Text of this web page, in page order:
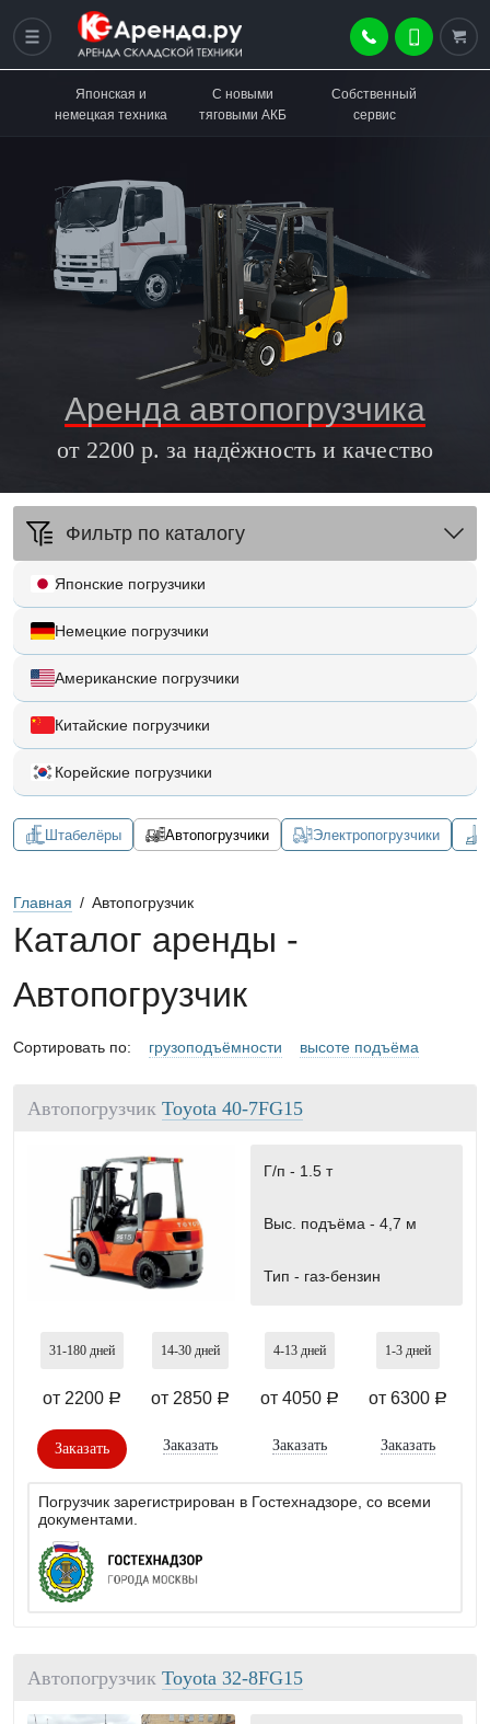
Японская и
немецкая техника
С новыми
тяговыми АКБ
Собственный
сервис
Аренда автопогрузчика
от 2200 р. за надёжность и качество
Фильтр по каталогу
Японские погрузчики
Немецкие погрузчики
Американские погрузчики
Китайские погрузчики
Корейские погрузчики
Штабелёры Автопогрузчики Электропогрузчики
Главная / Автопогрузчик
Каталог аренды -
Автопогрузчик
Сортировать по: грузоподъёмности высоте подъёма
Автопогрузчик Toyota 40-7FG15
Г/п - 1.5 т
Выс. подъёма - 4,7 м
Тип - газ-бензин
31-180 дней
от 2200 a
Заказать
14-30 дней
от 2850 a
Заказать
4-13 дней
от 4050 a
Заказать
1-3 дней
от 6300 a
Заказать
Погрузчик зарегистрирован в Гостехнадзоре, со всеми
документами.
Автопогрузчик Toyota 32-8FG15